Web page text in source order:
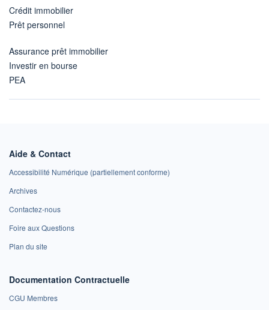
Crédit immobilier
Prêt personnel
Assurance prêt immobilier
Investir en bourse
PEA
Aide & Contact
Accessibilité Numérique (partiellement conforme)
Archives
Contactez-nous
Foire aux Questions
Plan du site
Documentation Contractuelle
CGU Membres